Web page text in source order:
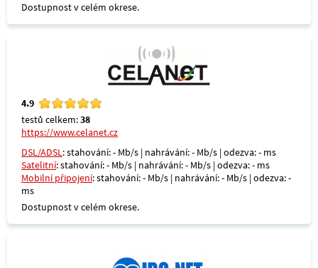
Dostupnost v celém okrese.
4.9
testů celkem:38
https://www.celanet.cz
DSL/ADSL: stahování: - Mb/s | nahrávání: - Mb/s | odezva: - ms
Satelitní: stahování: - Mb/s | nahrávání: - Mb/s | odezva: - ms
Mobilní připojení: stahování: - Mb/s | nahrávání: - Mb/s | odezva: -
ms
Dostupnost v celém okrese.